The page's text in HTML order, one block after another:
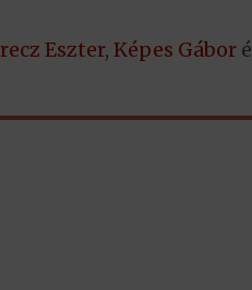
Eszter, Képes Gábor